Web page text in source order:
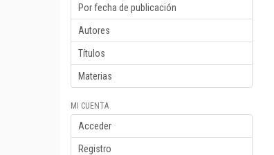
Por fecha de publicación
Autores
Títulos
Materias
MI CUENTA
Acceder
Registro